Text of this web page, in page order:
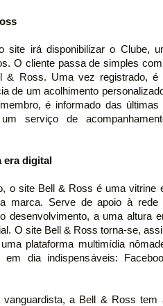
site irá disponibilizar o Clube,
O cliente passa de simples
& Ross. Uma vez registrado,
de um acolhimento
é informado das
serviço de
era digital
o site Bell & Ross é uma vitrine
marca. Serve de apoio à rede
desenvolvimento, a uma altura
O site Bell & Ross torna-se,
plataforma multimídia
dia indispensáveis:
a Bell & Ross tem